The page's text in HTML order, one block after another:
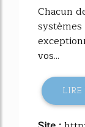
Chacun
vos...
LIRE